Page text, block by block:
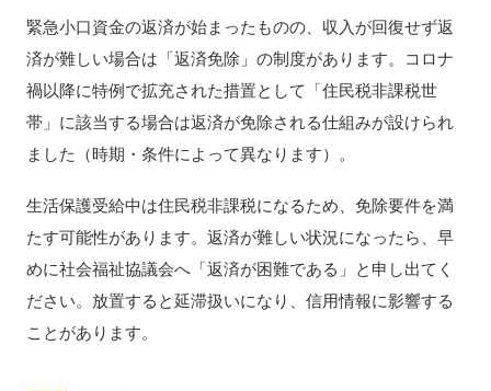
緊急小口資金の返済が始まったものの、収入が回復せず返
済が難しい場合は「返済免除」の制度があります。コロナ
禍以降に特例で拡充された措置として「住民税非課税世
帯」に該当する場合は返済が免除される仕組みが設けられ
ました（時期・条件によって異なります）。
生活保護受給中は住民税非課税になるため、免除要件を満
たす可能性があります。返済が難しい状況になったら、早
めに社会福祉協議会へ「返済が困難である」と申し出てく
ださい。放置すると延滞扱いになり、信用情報に影響する
ことがあります。